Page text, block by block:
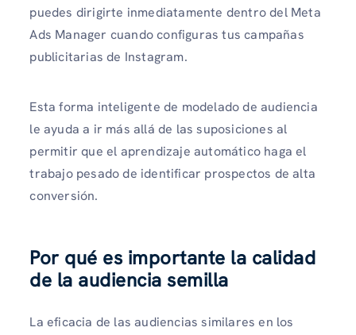
puedes dirigirte inmediatamente dentro del Meta
Ads Manager cuando configuras tus campañas
publicitarias de Instagram.
Esta forma inteligente de modelado de audiencia
le ayuda a ir más allá de las suposiciones al
permitir que el aprendizaje automático haga el
trabajo pesado de identificar prospectos de alta
conversión.
Por qué es importante la calidad
de la audiencia semilla
La eficacia de las audiencias similares en los